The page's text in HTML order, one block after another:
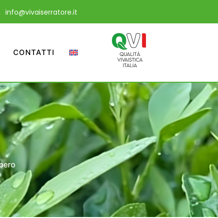
info@vivaiserratore.it
CONTATTI